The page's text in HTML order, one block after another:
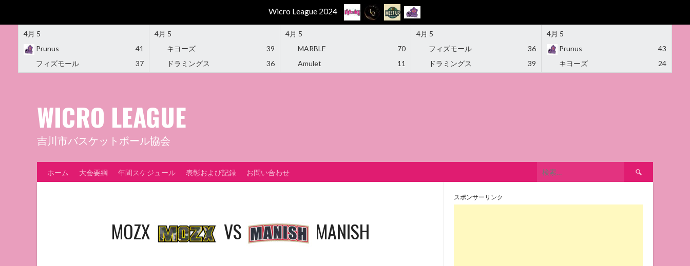
Wicro League 2024
4月 5
Prunus
41
フィズモール
37
4月 5
キヨーズ
39
ドラミングス
36
4月 5
MARBLE
70
Amulet
11
4月 5
フィズモール
36
ドラミングス
39
4月 5
Prunus
43
キヨーズ
24
WICRO LEAGUE
吉川市バスケットボール協会
ホーム 大会要綱 年間スケジュール 表彰および記録 お問い合わせ
索:
MOZX VS MANISH
スポンサーリンク